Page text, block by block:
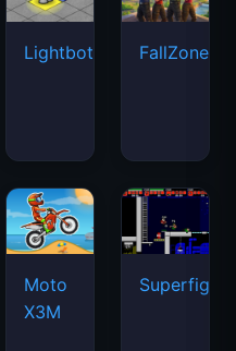
Lightbot FallZone.io
Moto
X3M